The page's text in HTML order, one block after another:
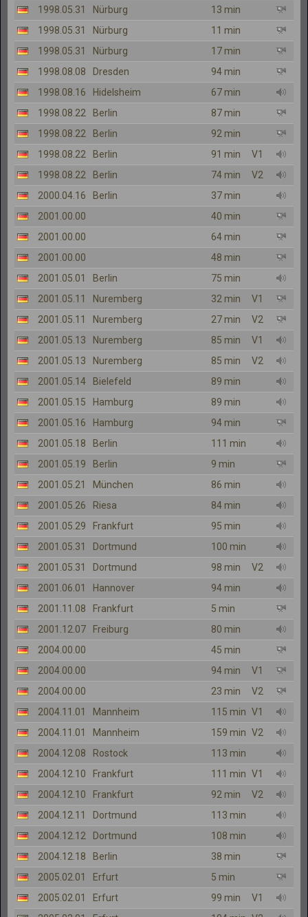
1998.05.31
Nürburg
13 min
1998.05.31
Nürburg
11 min
1998.05.31
Nürburg
17 min
1998.08.08
Dresden
94 min
1998.08.16
Hidelsheim
67 min
1998.08.22
Berlin
87 min
1998.08.22
Berlin
92 min
1998.08.22
Berlin 91 min
V1
1998.08.22
Berlin 74 min
V2
2000.04.16
Berlin
37 min
2001.00.00
40 min
2001.00.00
64 min
2001.00.00
48 min
2001.05.01
Berlin
75 min
2001.05.11
Nuremberg 32 min
V1
2001.05.11
Nuremberg 27 min
V2
2001.05.13
Nuremberg 85 min
V1
2001.05.13
Nuremberg 85 min
V2
2001.05.14
Bielefeld
89 min
2001.05.15
Hamburg
89 min
2001.05.16
Hamburg
94 min
2001.05.18
Berlin
111 min
2001.05.19
Berlin
9 min
2001.05.21
München
86 min
2001.05.26
Riesa
84 min
2001.05.29
Frankfurt
95 min
2001.05.31
Dortmund
100 min
2001.05.31
Dortmund 98 min
V2
2001.06.01
Hannover
94 min
2001.11.08
Frankfurt
5 min
2001.12.07
Freiburg
80 min
2004.00.00
45 min
2004.00.00
94 min
V1
2004.00.00
23 min
V2
2004.11.01
Mannheim 115 min V1
2004.11.01
Mannheim 159 min V2
2004.12.08
Rostock
113 min
2004.12.10
Frankfurt 111 min V1
2004.12.10
Frankfurt 92 min
V2
2004.12.11
Dortmund
113 min
2004.12.12
Dortmund
108 min
2004.12.18
Berlin
38 min
2005.02.01
Erfurt
5 min
2005.02.01
Erfurt 99 min
V1